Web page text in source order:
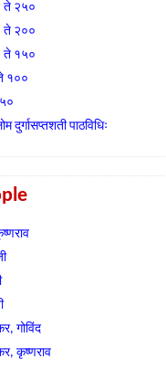
ते २५०
ते २००
ते १५०
१००
दुर्गासप्तशती पाठविधिः
गोविंद
कृष्णराव